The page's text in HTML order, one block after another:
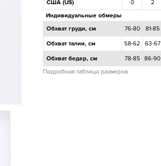
США (US) 0 2
Индивидуальные обмеры
Обхват груди, см
76-80 81-85
Обхват талии, см 58-62 63-67
Обхват бедер, см 78-85 86-90
Подробная таблица размеров